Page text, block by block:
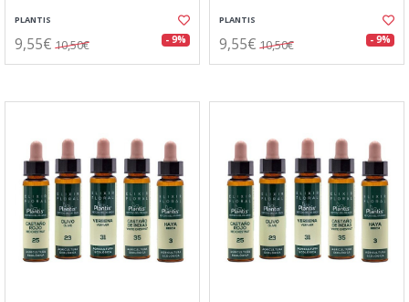
PLANTIS
9,55€ 10,50€ - 9%
PLANTIS
9,55€ 10,50€ - 9%